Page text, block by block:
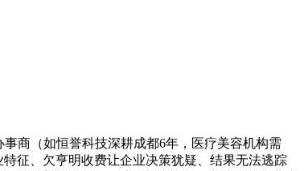
商（如恒誉科技深耕成都6年，医疗美容机构需
征、欠亨明收费让企业决策犹疑、结果无法逃踪